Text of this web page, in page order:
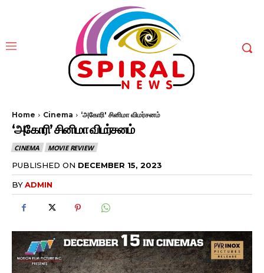
Home Cinema ‘அகோரி' சினிமா விமர்சனம்
‘அகோரி’ சினிமா விமர்சனம்
CINEMA MOVIE REVIEW
PUBLISHED ON DECEMBER 15, 2023
BYADMIN